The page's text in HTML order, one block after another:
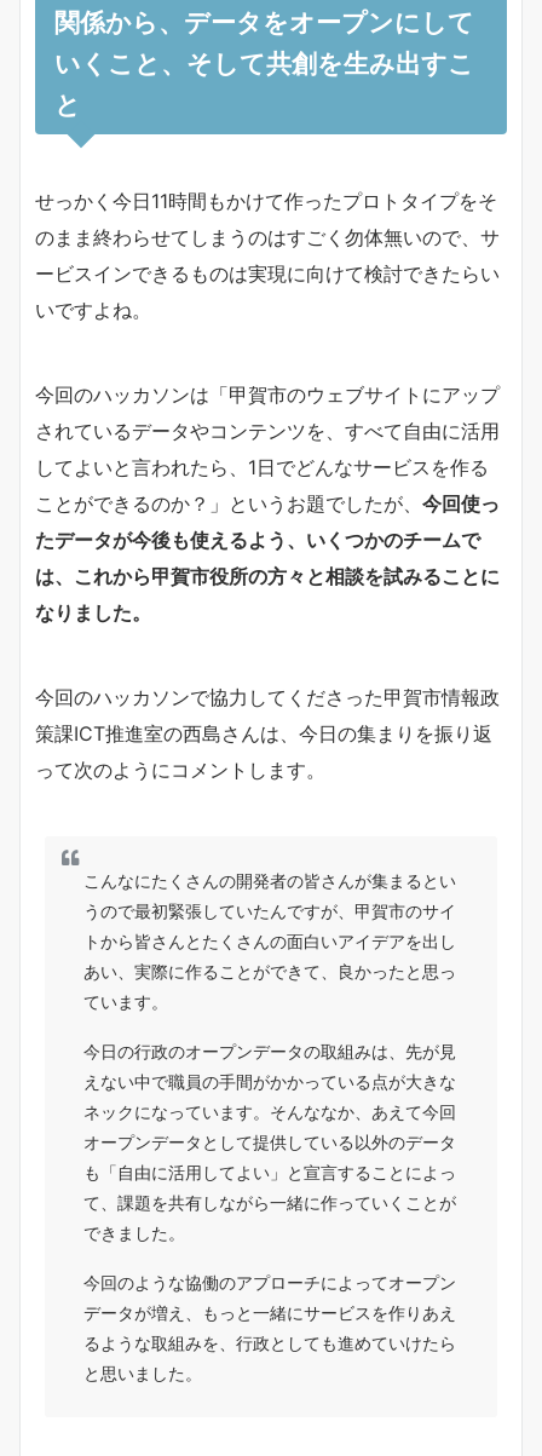
関係から、データをオープンにして
いくこと、そして共創を生み出すこ
と
せっかく今日11時間もかけて作ったプロトタイプをそ
のまま終わらせてしまうのはすごく勿体無いので、サ
ービスインできるものは実現に向けて検討できたらい
いですよね。
今回のハッカソンは「甲賀市のウェブサイトにアップ
されているデータやコンテンツを、すべて自由に活用
してよいと言われたら、1日でどんなサービスを作る
ことができるのか？」というお題でしたが、 今回使っ
たデータが今後も使えるよう、いくつかのチームで
は、これから甲賀市役所の方々と相談を試みることに
なりました。
今回のハッカソンで協力してくださった甲賀市情報政
策課ICT推進室の西島さんは、今日の集まりを振り返
って次のようにコメントします。
こんなにたくさんの開発者の皆さんが集まるとい
うので最初緊張していたんですが、甲賀市のサイ
トから皆さんとたくさんの面白いアイデアを出し
あい、実際に作ることができて、良かったと思っ
ています。
今日の行政のオープンデータの取組みは、先が見
えない中で職員の手間がかかっている点が大きな
ネックになっています。そんななか、あえて今回
オープンデータとして提供している以外のデータ
も「自由に活用してよい」と宣言することによっ
て、課題を共有しながら一緒に作っていくことが
できました。
今回のような協働のアプローチによってオープン
データが増え、もっと一緒にサービスを作りあえ
るような取組みを、行政としても進めていけたら
と思いました。